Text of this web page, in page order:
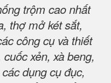
trộm cao nhất
thợ mở két sắt,
công cụ và thiết
xẻn, xà beng,
dụng cụ đục,